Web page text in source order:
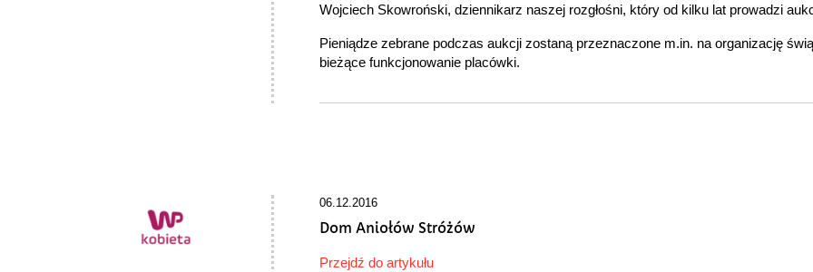
Wojciech Skowroński, dziennikarz naszej rozgłośni, który od kilku lat prowadzi
Pieniądze zebrane podczas aukcji zostaną przeznaczone m.in. na organizację
bieżące funkcjonowanie placówki.
06.12.2016
Dom Aniołów Stróżów
Przejdź do artykułu